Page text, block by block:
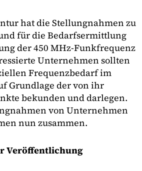
hat die Stellungnahmen zu
für die Bedarfsermittlung
der 450 MHz-Funkfrequenz
Unternehmen sollten
Frequenzbedarf im
Grundlage der von ihr
bekunden und darlegen.
von Unternehmen
nun zusammen.
Veröffentlichung